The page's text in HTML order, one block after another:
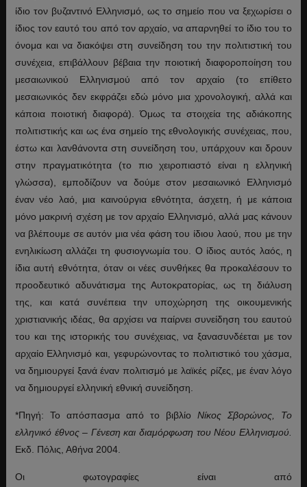
ίδιο τον βυζαντινό Ελληνισμό, ως το σημείο που να ξεχωρίσει ο
ίδιος τον εαυτό του από τον αρχαίο, να απαρνηθεί το ίδιο του το
όνομα και να διακόψει στη συνείδηση του την πολιτιστική του
συνέχεια, επιβάλλουν βέβαια την ποιοτική διαφοροποίηση του
μεσαιωνικού Ελληνισμού από τον αρχαίο (το επίθετο
μεσαιωνικός δεν εκφράζει εδώ μόνο μια χρονολογική, αλλά και
κάποια ποιοτική διαφορά). Όμως τα στοιχεία της αδιάκοπης
πολιτιστικής και ως ένα σημείο της εθνολογικής συνέχειας, που,
έστω και λανθάνοντα στη συνείδηση του, υπάρχουν και δρουν
στην πραγματικότητα (το πιο χειροπιαστό είναι η ελληνική
γλώσσα), εμποδίζουν να δούμε στον μεσαιωνικό Ελληνισμό
έναν νέο λαό, μια καινούργια εθνότητα, άσχετη, ή με κάποια
μόνο μακρινή σχέση με τον αρχαίο Ελληνισμό, αλλά μας κάνουν
να βλέπουμε σε αυτόν μια νέα φάση του ίδιου λαού, που με την
ενηλικίωση αλλάζει τη φυσιογνωμία του. Ο ίδιος αυτός λαός, η
ίδια αυτή εθνότητα, όταν οι νέες συνθήκες θα προκαλέσουν το
προοδευτικό αδυνάτισμα της Αυτοκρατορίας, ως τη διάλυση
της, και κατά συνέπεια την υποχώρηση της οικουμενικής
χριστιανικής ιδέας, θα αρχίσει να παίρνει συνείδηση του εαυτού
του και της ιστορικής του συνέχειας, να ξανασυνδέεται με τον
αρχαίο Ελληνισμό και, γεφυρώνοντας το πολιτιστικό του χάσμα,
να δημιουργεί ξανά έναν πολιτισμό με λαϊκές ρίζες, με έναν λόγο
να δημιουργεί ελληνική εθνική συνείδηση.
*Πηγή: Το απόσπασμα από το βιβλίοΝίκος Σβορώνος, Το
ελληνικό έθνος – Γένεση και διαμόρφωση του Νέου Ελληνισμού.
Εκδ. Πόλις, Αθήνα 2004.
Οι φωτογραφίες είναι από